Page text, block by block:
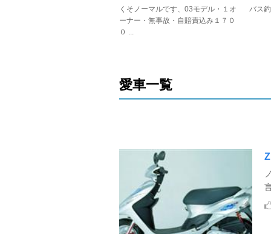
くそノーマルです、03モデル・１オ
ーナー・無事故・自賠責込み１７０
０ ...
バス
愛車一覧